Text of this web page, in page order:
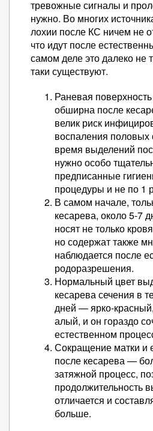
тревожные сигналы и
нужно. Во многих
лохии после КС ничем не
что идут после
самом деле это далеко не
таки существуют.
Раневая
обширна после
велик риск
воспаления половых
время выделений
нужно особо
предписанные
процедуры и не по 1
В самом начале,
кесарева, около 5-7
носят не только
но содержат также
наблюдается после
родоразрешения.
Нормальный цвет
кесарева сечения в
дней — ярко-
алый, и он гораздо
естественном
Сокращение матки и
после кесарева —
затяжной процесс,
продолжительность
отличается и
больше.